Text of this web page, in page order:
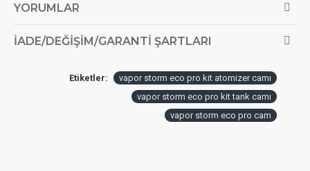
YORUMLAR
İADE/DEĞIŞIM/GARANTI ŞARTLARI
Etiketler:
vapor storm eco pro kit atomizer camı
vapor storm eco pro kit tank camı
vapor storm eco pro cam